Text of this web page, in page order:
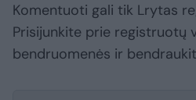
Komentuoti gali tik Lrytas
Prisijunkite prie registruotų
bendruomenės ir